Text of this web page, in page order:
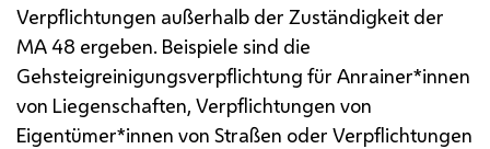
Verpflichtungen außerhalb der Zuständigkeit der
MA48 ergeben. Beispiele sind die
Gehsteigreinigungsverpflichtung für Anrainer*innen
von Liegenschaften, Verpflichtungen von
Eigentümer*innen von Straßen oder Verpflichtungen